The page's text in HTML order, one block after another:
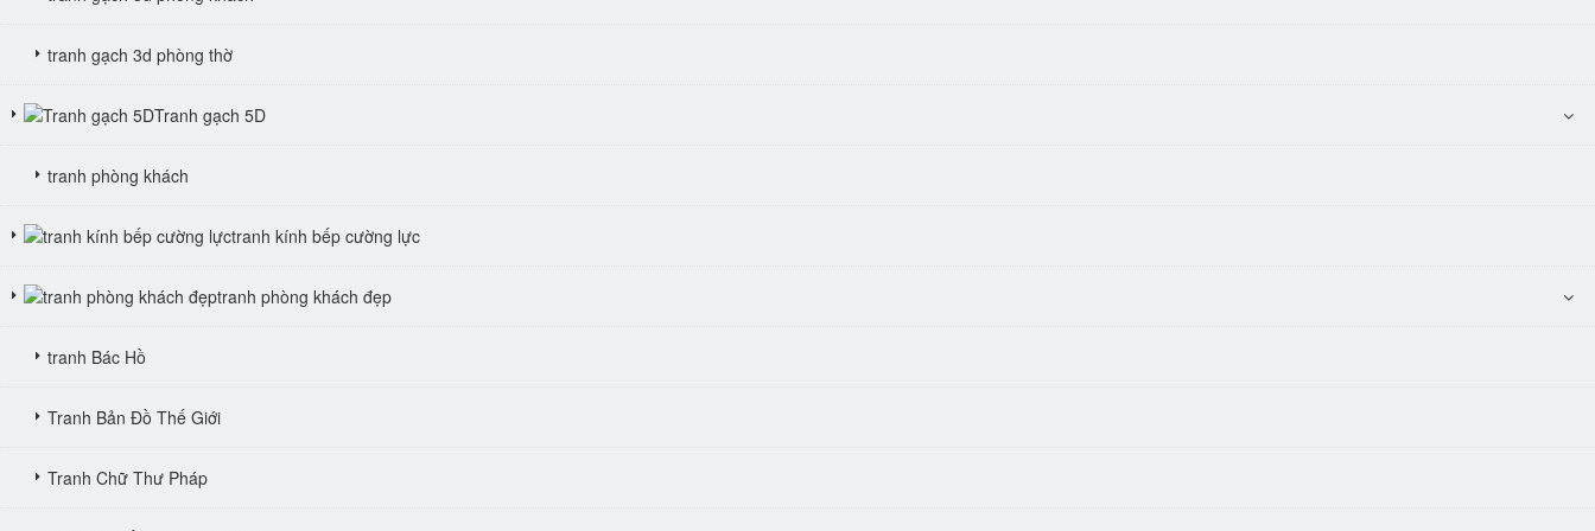
tranh gạch 3d phòng thờ
Tranh gạch 5D
tranh phòng khách
tranh kính bếp cường lực
tranh phòng khách đẹp
tranh Bác Hồ
Tranh Bản Đồ Thế Giới
Tranh Chữ Thư Pháp